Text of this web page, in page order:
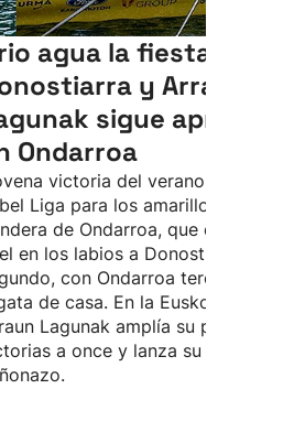
agua la fiesta de
y Arraun
sigue
Ondarroa
victoria del verano en la
Liga para los amarillos en la
de Ondarroa, que dejan con
en los labios a Donostiarra,
con Ondarroa tercero en la
de casa. En la Euskotren Liga,
Lagunak amplía su pleno de
a once y lanza su particular